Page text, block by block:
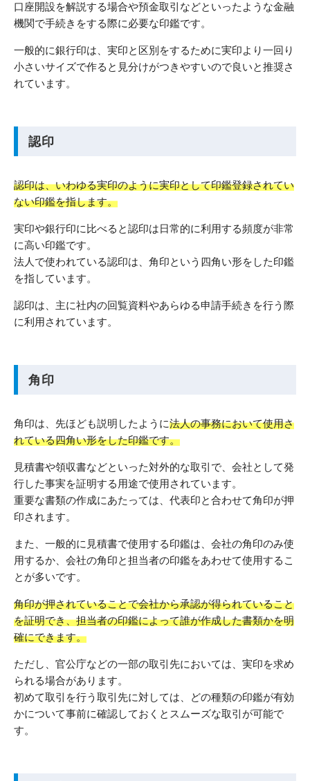
口座開設を解説する場合や預金取引などといったような金融
機関で手続きをする際に必要な印鑑です。
一般的に銀行印は、実印と区別をするために実印より一回り
小さいサイズで作ると見分けがつきやすいので良いと推奨さ
れています。
認印
認印は、いわゆる実印のように実印として印鑑登録されてい
ない印鑑を指します。
実印や銀行印に比べると認印は日常的に利用する頻度が非常
に高い印鑑です。
法人で使われている認印は、角印という四角い形をした印鑑
を指しています。
認印は、主に社内の回覧資料やあらゆる申請手続きを行う際
に利用されています。
角印
角印は、先ほども説明したように法人の事務において使用さ
れている四角い形をした印鑑です。
見積書や領収書などといった対外的な取引で、会社として発
行した事実を証明する用途で使用されています。
重要な書類の作成にあたっては、代表印と合わせて角印が押
印されます。
また、一般的に見積書で使用する印鑑は、会社の角印のみ使
用するか、会社の角印と担当者の印鑑をあわせて使用するこ
とが多いです。
角印が押されていることで会社から承認が得られていること
を証明でき、担当者の印鑑によって誰が作成した書類かを明
確にできます。
ただし、官公庁などの一部の取引先においては、実印を求め
られる場合があります。
初めて取引を行う取引先に対しては、どの種類の印鑑が有効
かについて事前に確認しておくとスムーズな取引が可能で
す。